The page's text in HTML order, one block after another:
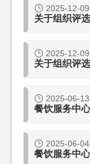
2025-12-09
2025-12-09
2025-06-13
2025-06-04